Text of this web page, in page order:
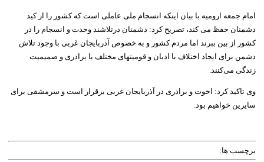
امام جمعه ارومیه با بیان اینکه انسجام ملی عاملی است که کشور را از کید
دشمنان حفظ می کند، تصریح کرد: دشمنان درتلاشند وحدت و انسجام را در
کشور از بین ببرند اما مردم کشور و به خصوص آذربایجان غربی با وجود تلاش
دشمن برای ایجاد اختلاف با ادیان و قومیتهای مختلف با برادری و صمیمیت
زندگی می‌کنند.
وی تاکید کرد: اخوت و برادری در آذربایجان غربی برقرار است و سرمشقی برای
سایرین خواهیم بود.
برچسب ها: